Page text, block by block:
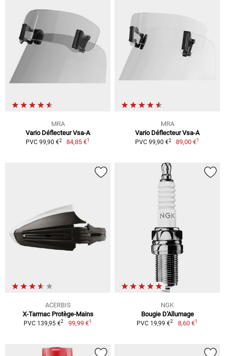
MRA
Vario Déflecteur Vsa-A
PVC 99,90 €2 84,85 €1
MRA
Vario Déflecteur Vsa-A
PVC 99,90 €2 89,00 €1
ACERBIS
X-Tarmac Protège-Mains
PVC 139,95 €2 99,99 €1
NGK
Bougie D'Allumage
PVC 19,99 €2 8,60 €1